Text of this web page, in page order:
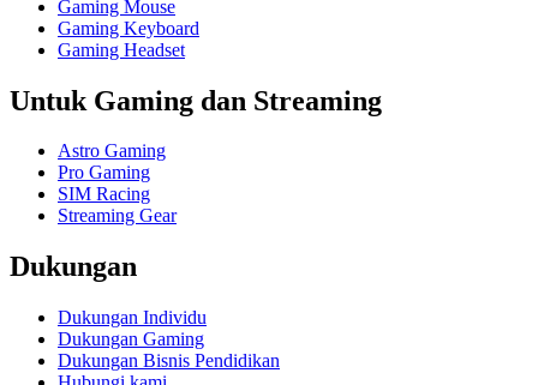
Gaming Mouse
Gaming Keyboard
Gaming Headset
Untuk Gaming dan Streaming
Astro Gaming
Pro Gaming
SIM Racing
Streaming Gear
Dukungan
Dukungan Individu
Dukungan Gaming
Dukungan Bisnis Pendidikan